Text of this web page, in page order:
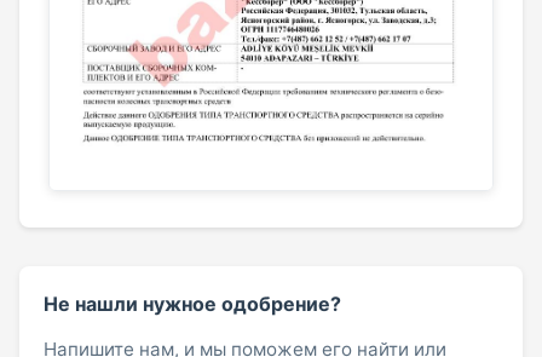
Не нашли нужное одобрение?
Напишите нам, и мы поможем его найти или